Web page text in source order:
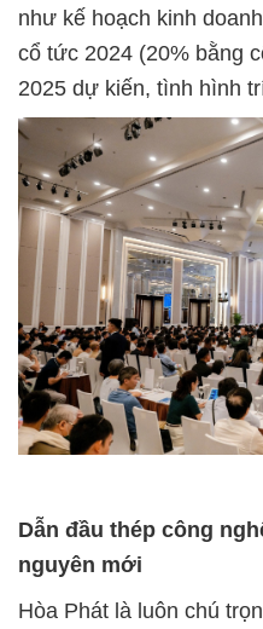
như kế hoạch kinh
cổ tức 2024 (20% bằng
2025 dự kiến, tình hình
Dẫn đầu thép công
nguyên mới
Hòa Phát là luôn chú